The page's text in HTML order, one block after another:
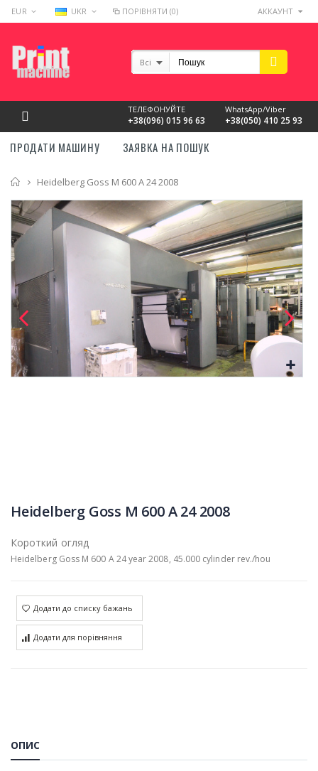
EUR UKR ПОРІВНЯТИ (0) АККАУНТ
ТЕЛЕФОНУЙТЕ
+38(096) 015 96 63
WhatsApp/Viber
+38(050) 410 25 93
Всі
ПРОДАТИ МАШИНУ ЗАЯВКА НА ПОШУК
Головна
Heidelberg Goss M 600 A 24 2008
Heidelberg Goss M 600 A 24 2008
Короткий огляд
Heidelberg Goss M 600 A 24 year 2008, 45.000 cylinder rev./hou
Додати до списку бажань
Додати для порівняння
ОПИС